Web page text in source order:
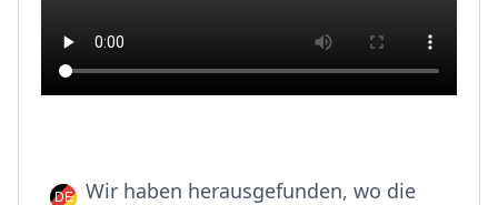
Wir haben herausgefunden, wo die